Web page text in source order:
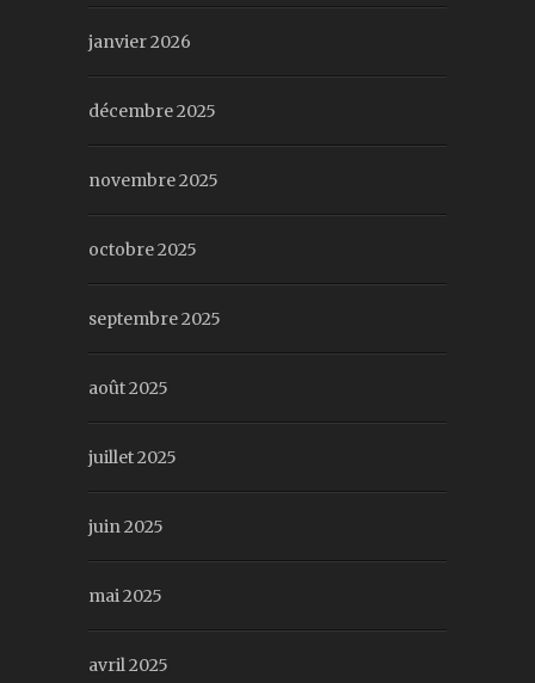
janvier 2026
décembre 2025
novembre 2025
octobre 2025
septembre 2025
août 2025
juillet 2025
juin 2025
mai 2025
avril 2025